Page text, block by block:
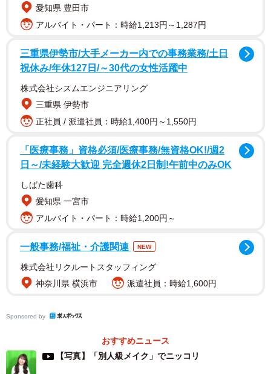
2/10
「まじできれいやん」の声（YouTubeチャンネル「あぁ〜しらきのおしゃ
べりメイクルーム」から）
ルーム」。あぁ〜しらきさん自らがモデルになり、ヘアメ
イクさんからプロのテクニックを学ぶという内容です。
7月に公開された最新回のテーマは「別人級メイク」。厚
塗りに見えないファンデーションの塗り方や小顔効果のあ
どを交えながら、あぁ〜しらきさんはみるみる変化。自身
の変身ぶりに「きれい！」「美しい！」とうっとりする場
面もあり、最後には「マダムみたい」「メイクとカツラの
顔は可愛いから」「お顔立ちが整ってらっしゃる」「普通
にかわいい！」などの声が上がり、中には「川口春奈ちゃ
愛知県 豊田市
アルバイト・パート：時給1,213円～1,287円
三重県伊勢市/大手メーカー内での事務業務/土日
祝休み/年休127日/～30代の女性活躍中
株式会社シスムエンジニアリング
三重県 伊勢市
正社員 / 派遣社員：時給1,400円～1,550円
「医療事務」資格必須/医療事務/無資格OK!/週2
日～/未経験大歓迎 完全週休2日制!午前中のみOK
しばた歯科
愛知県 一宮市
アルバイト・パート：時給1,200円～
一般事務/福祉・介護関連 NEW
株式会社リクルートスタッフィング
神奈川県 横浜市
派遣社員：時給1,600円
Sponsored by
おすすめニュース
【写真】「別人級メイク」でニッコリ